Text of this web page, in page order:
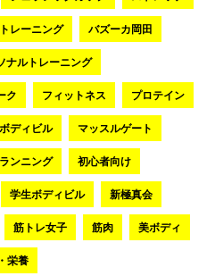
トレーニング バズーカ岡田
ナルトレーニング
ク フィットネス プロテイン
ボディビル マッスルゲート
ランニング 初心者向け
学生ボディビル 新極真会
筋トレ女子 筋肉 美ボディ
栄養